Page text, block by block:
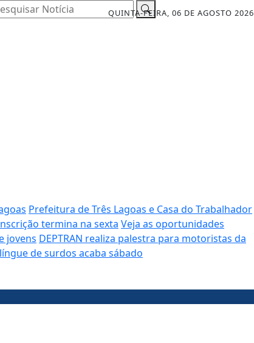
QUINTA-FEIRA, 06 DE AGOSTO 2026
Notícia
Prefeitura de Três Lagoas e Casa do Trabalhador
termina na sexta Veja as oportunidades
jovens DEPTRAN realiza palestra para motoristas da
de surdos acaba sábado